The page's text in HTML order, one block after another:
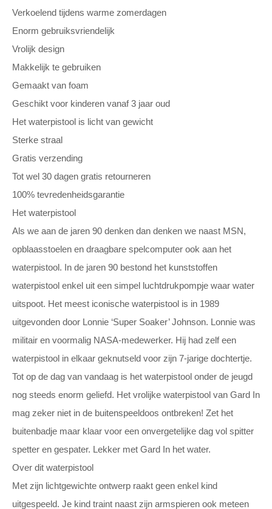
Verkoelend tijdens warme zomerdagen
Enorm gebruiksvriendelijk
Vrolijk design
Makkelijk te gebruiken
Gemaakt van foam
Geschikt voor kinderen vanaf 3 jaar oud
Het waterpistool is licht van gewicht
Sterke straal
Gratis verzending
Tot wel 30 dagen gratis retourneren
100% tevredenheidsgarantie
Het waterpistool
Als we aan de jaren 90 denken dan denken we naast MSN,
opblaasstoelen en draagbare spelcomputer ook aan het
waterpistool. In de jaren 90 bestond het kunststoffen
waterpistool enkel uit een simpel luchtdrukpompje waar water
uitspoot. Het meest iconische waterpistool is in 1989
uitgevonden door Lonnie ‘Super Soaker’ Johnson. Lonnie was
militair en voormalig NASA-medewerker. Hij had zelf een
waterpistool in elkaar geknutseld voor zijn 7-jarige dochtertje.
Tot op de dag van vandaag is het waterpistool onder de jeugd
nog steeds enorm geliefd. Het vrolijke waterpistool van Gard In
mag zeker niet in de buitenspeeldoos ontbreken! Zet het
buitenbadje maar klaar voor een onvergetelijke dag vol spitter
spetter en gespater. Lekker met Gard In het water.
Over dit waterpistool
Met zijn lichtgewichte ontwerp raakt geen enkel kind
uitgespeeld. Je kind traint naast zijn armspieren ook meteen